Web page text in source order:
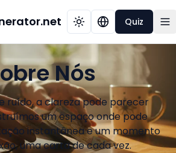
Quiz
Nós
ruído, a clareza pode parecer
um espaço onde pode
instantânea e um momento
uma carta de cada vez.